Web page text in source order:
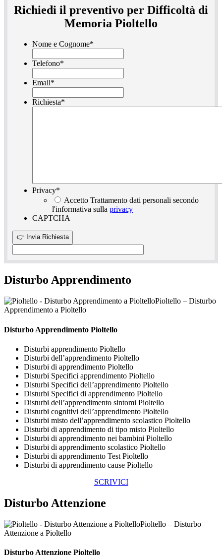
Richiedi il preventivo per Difficoltà di
Memoria Pioltello
Nome e Cognome*
Telefono*
Email*
Richiesta*
Privacy*
Accetto Trattamento dati personali secondo
l'informativa sulla privacy
CAPTCHA
Disturbo Apprendimento
Pioltello – Disturbo
Apprendimento a Pioltello
Disturbo Apprendimento Pioltello
Disturbi apprendimento Pioltello
Disturbi dell’apprendimento Pioltello
Disturbi di apprendimento Pioltello
Disturbi Specifici apprendimento Pioltello
Disturbi Specifici dell’apprendimento Pioltello
Disturbi Specifici di apprendimento Pioltello
Disturbi dell’apprendimento sintomi Pioltello
Disturbi cognitivi dell’apprendimento Pioltello
Disturbi misto dell’apprendimento scolastico Pioltello
Disturbi di apprendimento di tipo misto Pioltello
Disturbi di apprendimento nei bambini Pioltello
Disturbi di apprendimento scolastico Pioltello
Disturbi di apprendimento Test Pioltello
Disturbi di apprendimento cause Pioltello
SCRIVICI
Disturbo Attenzione
Pioltello – Disturbo
Attenzione a Pioltello
Disturbo Attenzione Pioltello